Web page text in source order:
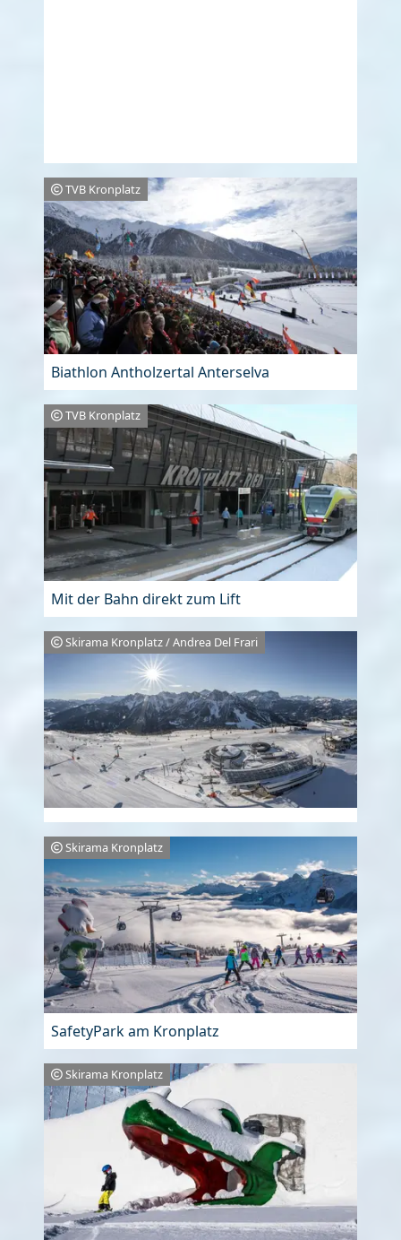
TVB Kronplatz
Biathlon Antholzertal Anterselva
TVB Kronplatz
Mit der Bahn direkt zum Lift
Skirama Kronplatz / Andrea Del Frari
Skirama Kronplatz
SafetyPark am Kronplatz
Skirama Kronplatz